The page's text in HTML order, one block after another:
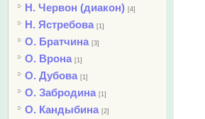
Н. Червон (диакон) [4]
Н. Ястребова [1]
О. Братчина [3]
О. Врона [1]
О. Дубова [1]
О. Забродина [1]
О. Кандыбина [2]